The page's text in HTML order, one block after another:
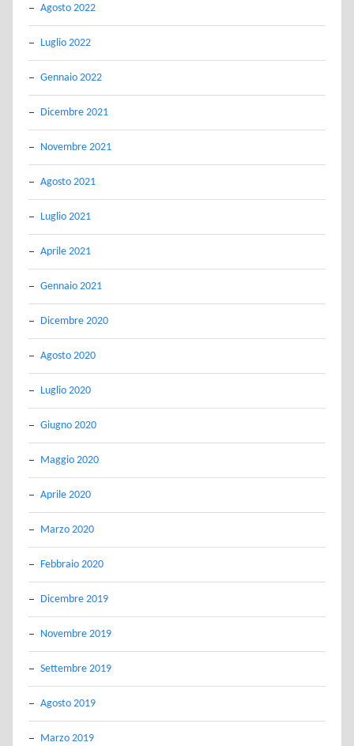
Agosto 2022
Luglio 2022
Gennaio 2022
Dicembre 2021
Novembre 2021
Agosto 2021
Luglio 2021
Aprile 2021
Gennaio 2021
Dicembre 2020
Agosto 2020
Luglio 2020
Giugno 2020
Maggio 2020
Aprile 2020
Marzo 2020
Febbraio 2020
Dicembre 2019
Novembre 2019
Settembre 2019
Agosto 2019
Marzo 2019